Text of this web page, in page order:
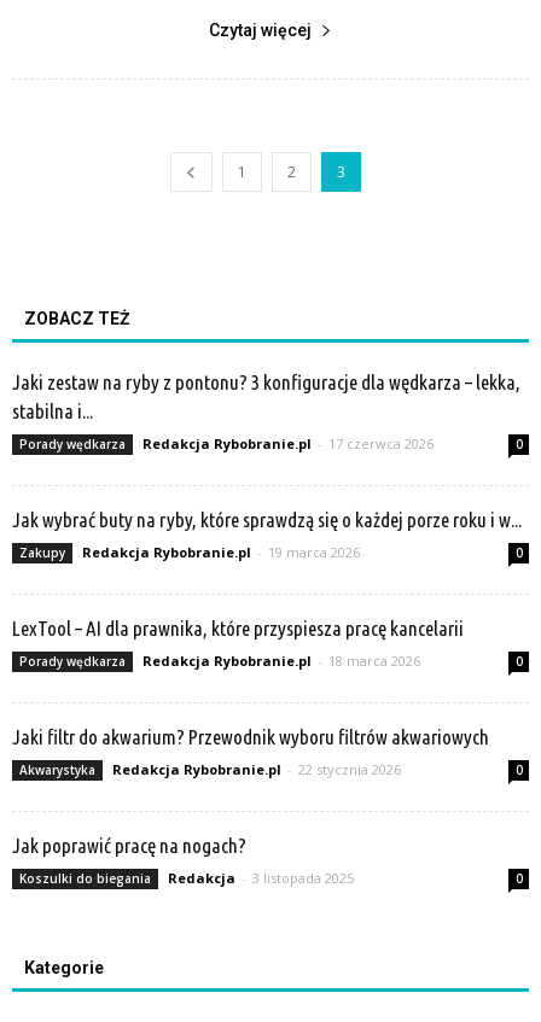
Czytaj więcej
1 2 3
ZOBACZ TEŻ
Jaki zestaw na ryby z pontonu? 3 konfiguracje dla wędkarza – lekka,
stabilna i...
Porady wędkarza Redakcja Rybobranie.pl - 17 czerwca 2026 0
Jak wybrać buty na ryby, które sprawdzą się o każdej porze roku i w...
Zakupy Redakcja Rybobranie.pl - 19 marca 2026 0
LexTool – AI dla prawnika, które przyspiesza pracę kancelarii
Porady wędkarza Redakcja Rybobranie.pl - 18 marca 2026 0
Jaki filtr do akwarium? Przewodnik wyboru filtrów akwariowych
Akwarystyka Redakcja Rybobranie.pl - 22 stycznia 2026 0
Jak poprawić pracę na nogach?
Koszulki do biegania Redakcja - 3 listopada 2025 0
Kategorie